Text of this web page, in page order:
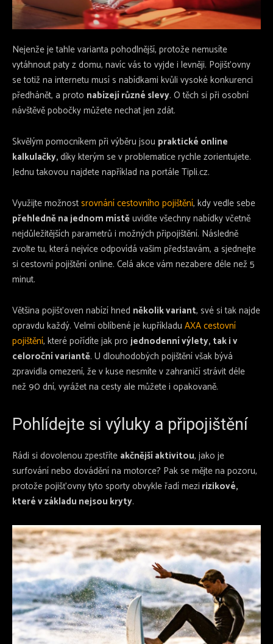
Nejenže je tahle varianta pohodlnější, protože nemusíte
vytáhnout paty z domu, navíc vás to vyjde i levněji. Pojišťovny
se totiž na internetu musí s nabídkami kvůli vysoké konkurenci
předhánět, a proto nabízejí různé slevy. O těch si při osobní
návštěvě pobočky můžete nechat jen zdát.
Skvělým pomocníkem při výběru jsou praktické online
kalkulačky,díky kterým se v problematice rychle zorientujete.
Jednu takovou najdete například na portále Tipli.cz.
Využijte možnostsrovnání cestovního pojištění, kdy vedle sebe
přehledně na jednom místěuvidíte všechny nabídky včetně
nejdůležitějších parametrů i možných připojištění. Následně
zvolte tu, která nejvíce odpovídá vašim představám, a sjednejte
si cestovní pojištění online. Celá akce vám nezabere déle než 5
minut.
Většina pojišťoven nabízí hned několik variant, své si tak najde
opravdu každý. Velmi oblíbené je kupříkladu AXA cestovní
pojištění, které pořídíte jak pro jednodenní výlety, tak i v
celoroční variantě. U dlouhodobých pojištění však bývá
zpravidla omezení, že v kuse nesmíte v zahraničí strávit déle
než 90 dní, vyrážet na cesty ale můžete i opakovaně.
Pohlídejte si výluky a připojištění
Rádi si dovolenou zpestříte akčnější aktivitou, jako je
surfování nebo dovádění na motorce? Pak se mějte na pozoru,
protože pojišťovny tyto sporty obvykle řadí mezi rizikové,
které v základu nejsou kryty.